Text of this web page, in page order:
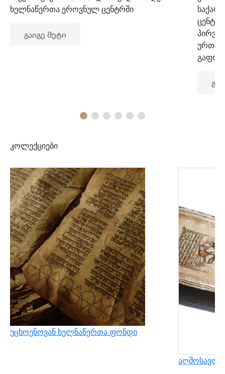
ხელნაწერთა ეროვნულ ცენტრში
გაიგე მეტი
კოლექციები
უცხოენოვან ხელნაწერთა ფონდი